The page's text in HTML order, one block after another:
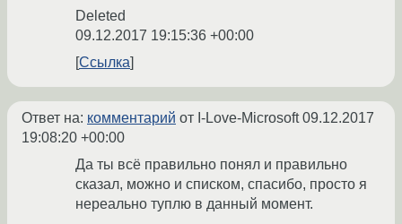
Deleted
09.12.2017 19:15:36 +00:00
Ссылка
Ответ на: комментарий от I-Love-Microsoft09.12.2017
19:08:20 +00:00
Да ты всё правильно понял и правильно
сказал, можно и списком, спасибо, просто я
нереально туплю в данный момент.